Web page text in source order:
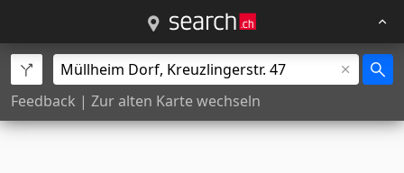
Feedback | Zur alten Karte wechseln